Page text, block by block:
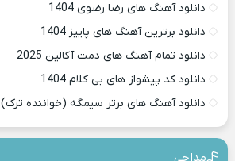
دانلود آهنگ های رضا رضوی 1404
دانلود برترین آهنگ های پاییز 1404
دانلود تمام آهنگ های دمت آکالین 2025
دانلود کد پیشواز های بی کلام 1404
دانلود آهنگ های برتر سیمگه (خواننده ترک) 2025